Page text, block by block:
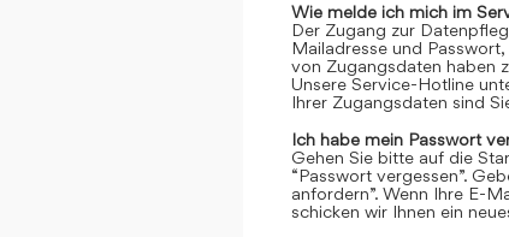
Wie melde ich mich im
Der Zugang zur
Mailadresse und
von Zugangsdaten haben
Unsere Service-Hotline
Ihrer Zugangsdaten sind
Ich habe mein Passwort
Gehen Sie bitte auf die
“Passwort vergessen”.
anfordern”. Wenn Ihre E-
schicken wir Ihnen ein